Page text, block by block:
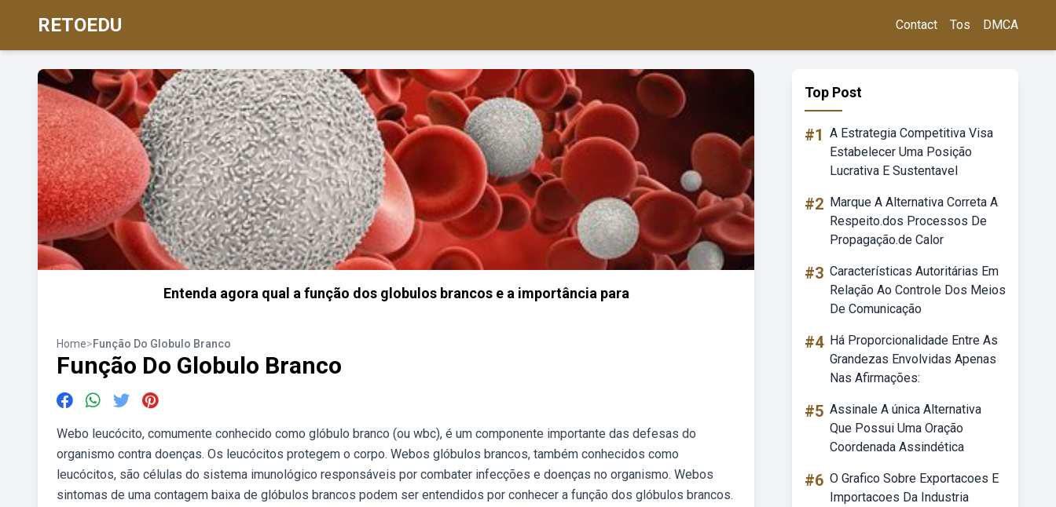
RETOEDU Contact Tos DMCA
Entenda agora qual a função dos globulos brancos e a importância para
Home>Função Do Globulo Branco
Função Do Globulo Branco
Webo leucócito, comumente conhecido como glóbulo branco (ou wbc), é um componente importante das defesas do
organismo contra doenças. Os leucócitos protegem o corpo. Webos glóbulos brancos, também conhecidos como
leucócitos, são células do sistema imunológico responsáveis por combater infecções e doenças no organismo. Webos
sintomas de uma contagem baixa de glóbulos brancos podem ser entendidos por conhecer a função dos glóbulos brancos.
Top Post
#1 A Estrategia Competitiva Visa
Estabelecer Uma Posição
Lucrativa E Sustentavel
#2 Marque A Alternativa Correta A
Respeito.dos Processos De
Propagação.de Calor
#3 Características Autoritárias Em
Relação Ao Controle Dos Meios
De Comunicação
#4 Há Proporcionalidade Entre As
Grandezas Envolvidas Apenas
Nas Afirmações:
#5 Assinale A única Alternativa
Que Possui Uma Oração
Coordenada Assindética
#6 O Grafico Sobre Exportacoes E
Importacoes Da Industria